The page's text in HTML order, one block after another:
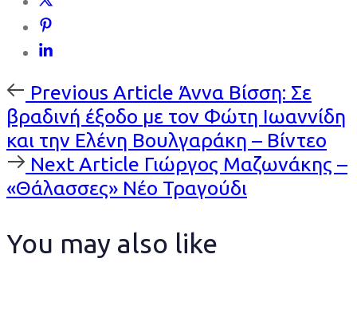
Previous
Article
Previous Article Άννα Βίσση: Σε
βραδινή έξοδο με τον Φώτη Ιωαννίδη
και την Ελένη Βουλγαράκη – Βίντεο
Next
Article
Next Article Γιώργος Μαζωνάκης –
«Θάλασσες» Νέο Τραγούδι
You may also like